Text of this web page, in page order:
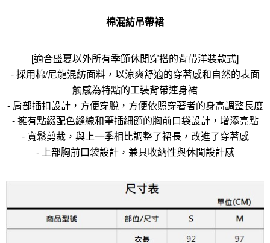
棉混紡吊帶裙
[適合盛夏以外所有季節休閒穿搭的背帶洋裝款式]
- 採用棉/尼龍混紡面料，以涼爽舒適的穿著感和自然的表面
觸感為特點的工裝背帶連身裙
- 肩部插扣設計，方便穿脫，方便依照穿著者的身高調整長度
- 擁有點綴配色縫線和筆插細節的胸前口袋設計，增添亮點
- 寬鬆剪裁，與上一季相比調整了裙長，改進了穿著感
- 上部胸前口袋設計，兼具收納性與休閒設計感